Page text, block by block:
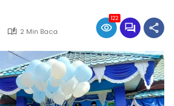
2 Min Baca
122